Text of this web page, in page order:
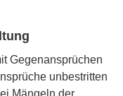
Gegenansprüchen
unbestritten
Mängeln der